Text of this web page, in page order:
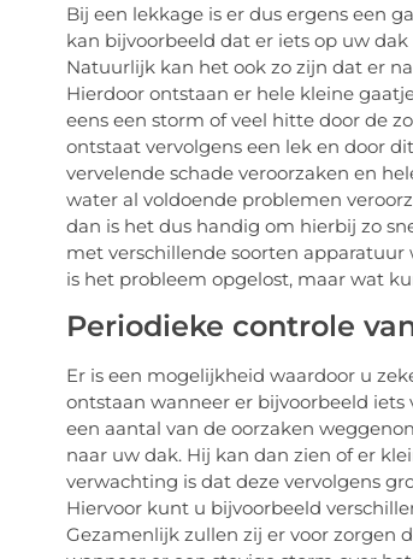
Bij een lekkage is er dus ergens een
kan bijvoorbeeld dat er iets op uw
Natuurlijk kan het ook zo zijn dat er
Hierdoor ontstaan er hele kleine
eens een storm of veel hitte door de
ontstaat vervolgens een lek en door
vervelende schade veroorzaken en
water al voldoende problemen
dan is het dus handig om hierbij zo
met verschillende soorten
is het probleem opgelost, maar wat
Periodieke controle
Er is een mogelijkheid waardoor u
ontstaan wanneer er bijvoorbeeld
een aantal van de oorzaken
naar uw dak. Hij kan dan zien of er
verwachting is dat deze vervolgens
Hiervoor kunt u bijvoorbeeld
Gezamenlijk zullen zij er voor zorgen